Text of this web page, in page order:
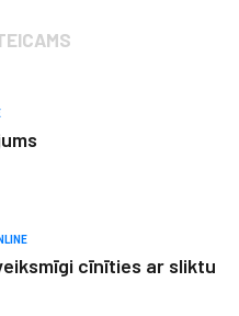
cīnīties ar sliktu